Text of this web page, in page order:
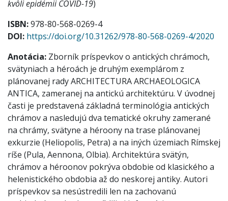
kvôli epidémii COVID-19)
ISBN:978-80-568-0269-4
DOI: https://doi.org/10.31262/978-80-568-0269-4/2020
Anotácia: Zborník príspevkov o antických chrámoch,
svätyniach a héroách je druhým exemplárom z
plánovanej rady ARCHITECTURA ARCHAEOLOGICA
ANTICA, zameranej na antickú architektúru. V úvodnej
časti je predstavená základná terminológia antických
chrámov a nasledujú dva tematické okruhy zamerané
na chrámy, svätyne a héroony na trase plánovanej
exkurzie (Heliopolis, Petra) a na iných územiach Rímskej
ríše (Pula, Aennona, Olbia). Architektúra svätýn,
chrámov a héroonov pokrýva obdobie od klasického a
helenistického obdobia až do neskorej antiky. Autori
príspevkov sa nesústredili len na zachovanú